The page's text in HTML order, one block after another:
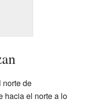
norte de
hacia el norte a lo